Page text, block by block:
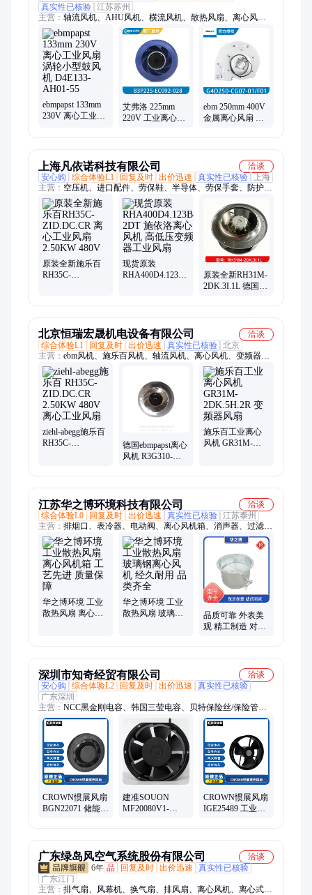
真实性已核验 江苏苏州
主营： 轴流风机、AHU风机、横流风机、散热风扇、离心风
机、直流风扇、交流风扇、工业风扇、AHU离心风机、空调箱
离心风机、精密空调离心风机、FFU离心风机、EC离心风机、ec
风机、空调风机、空调箱风机、ahu风机改造、EC风机改造、冷
却塔轴流风机、储能风机、光伏逆变器风机、数据中心风机、
EC轴流风机、空气处理机组风机、冷凝器风机
ebmpapst 133mm
230V 离心工业风
艾弗洛 225mm
220V 工业离心风
ebm 250mm 400V
金属离心风扇 大
上海凡依诺科技有限公司
洽谈
安心购
综合体验L1 回复及时 出价迅速 真实性已核验
上海
主营： 空压机、进口配件、劳保鞋、半导体、劳保手套、防护
服、科尔奇、船舶配件、电机、充电器、防爆箱、潜水收纳包、
传动件、发电机、轴承、浮艇、劳保眼镜、机油、无人机配件
原装全新施乐百
RH35C-
现货原装
RHA400D4.123B-
原装全新RH31M-
2DK.3I.1L 德国
北京恒瑞宏晟机电设备有限公司
洽谈
综合体验L1
回复及时 出价迅速 真实性已核验 北京
主营： ebm风机、施乐百风机、轴流风机、离心风机、变频器风
机、空气净化风机、FFU风机、锅炉风机、ebmpapst风机、wistro
风机、nmb风机、abb风机、台达DELTA、建准SUNON、EC风
机、防爆风机、机柜风机、充电桩风机、防水风机
ziehl-abegg施乐百
RH35C-
德国ebmpapst离心
风机 R3G310-
施乐百工业离心
风机 GR31M-
江苏华之博环境科技有限公司
洽谈
综合体验L0
回复及时 出价迅速 真实性已核验 江苏泰州
主营： 排烟口、表冷器、电动阀、离心风机箱、消声器、过滤
箱、送风机、出风口、abs风口、风机箱、新风机、调节阀、镀
锌阀、防火阀、管道风阀、气动风阀、空气处理、防火风口、轴
流风机、涡轮蜗杆、手动风阀、华博空调、电动风阀、新风换
气、空调机组、排烟风机
华之博环境 工业
散热风扇 离心风
华之博环境 工业
散热风扇 玻璃钢
品质可靠 外表美
观 精工制造 对开
深圳市知奇经贸有限公司
洽谈
安心购
综合体验L2 回复及时 出价迅速
真实性已核验
广东深圳
主营： NCC黑金刚电容、韩国三莹电容、贝特保险丝/保险管、
惯展散热风扇、凯美超级电容、东阳光电容、熔断器
CROWN惯展风扇
BGN22071 储能风
建准SOUON
MF20080V1-
CROWN惯展风扇
IGE25489 工业机
广东绿岛风空气系统股份有限公司
洽谈
6年 品 回复及时 出价迅速
真实性已核验
广东江门
主营： 排气扇、风幕机、换气扇、排风扇、离心风机、离心式风